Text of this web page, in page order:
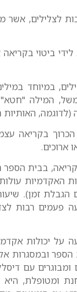
לצלילים,
ביטוי בקריאה
במיוחד
המילה
(לדוגמה,
בקריאה
ארוכים.
בבית הספר
זמן).
הספר הוא 5-10%, והיא
על יכולות
הספר ובמסגרות
עם
ומטופלת, היא